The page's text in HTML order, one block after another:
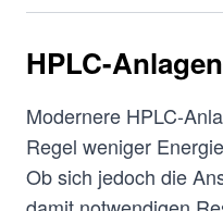
HPLC-Anlagen
Modernere HPLC-
Regel weniger
Ob sich jedoch die